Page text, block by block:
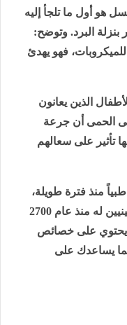
هو أول ما تلجأ إليه
بنزلة البرد. وتوضح:
فهو يهدئ
الذين يعانون
الحمى أن جرعة
تأثير على سعالهم
منذ فترة طويلة،
حيث تم توثيق استخدام العشابين الصينيين له منذ عام 2700
يحتوي على خصائص
يساعدك على